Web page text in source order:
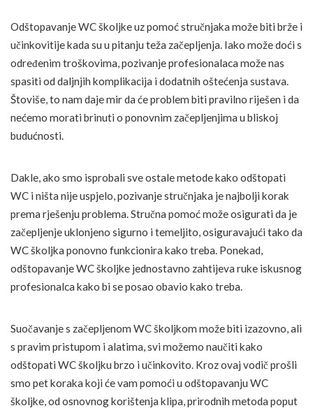
Odštopavanje WC školjke uz pomoć stručnjaka može biti brže i
učinkovitije kada su u pitanju teža začepljenja. Iako može doći s
određenim troškovima, pozivanje profesionalaca može nas
spasiti od daljnjih komplikacija i dodatnih oštećenja sustava.
Štoviše, to nam daje mir da će problem biti pravilno riješen i da
nećemo morati brinuti o ponovnim začepljenjima u bliskoj
budućnosti.
Dakle, ako smo isprobali sve ostale metode kako odštopati
WC i ništa nije uspjelo, pozivanje stručnjaka je najbolji korak
prema rješenju problema. Stručna pomoć može osigurati da je
začepljenje uklonjeno sigurno i temeljito, osiguravajući tako da
WC školjka ponovno funkcionira kako treba. Ponekad,
odštopavanje WC školjke jednostavno zahtijeva ruke iskusnog
profesionalca kako bi se posao obavio kako treba.
Suočavanje s začepljenom WC školjkom može biti izazovno, ali
s pravim pristupom i alatima, svi možemo naučiti kako
odštopati WC školjku brzo i učinkovito. Kroz ovaj vodič prošli
smo pet koraka koji će vam pomoći u odštopavanju WC
školjke, od osnovnog korištenja klipa, prirodnih metoda poput